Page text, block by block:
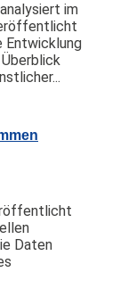
im
Entwicklung
Daten